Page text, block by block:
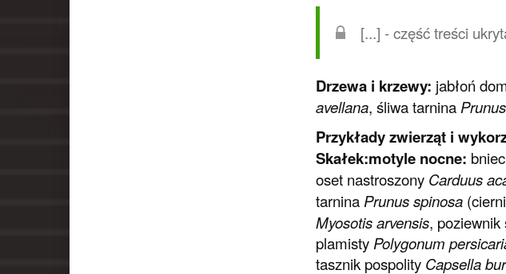
[...] - część treści
Drzewa i krzewy: jabłoń
avellana, śliwa tarnina
Przykłady zwierząt i
Skałek:motyle nocne:
oset nastroszony Carduus
tarnina Prunus spinosa
Myosotis arvensis, poziewnik
plamisty Polygonum
tasznik pospolity Capsella